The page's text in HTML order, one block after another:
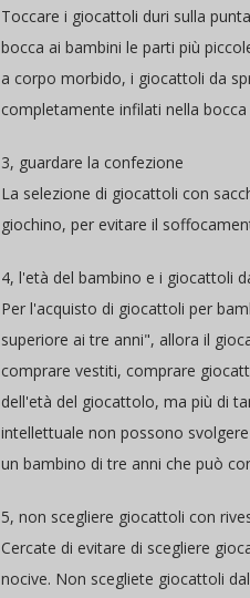
Toccare i giocattoli duri sulla
bocca ai bambini le parti più
a corpo morbido, i giocattoli da
completamente infilati nella
3, guardare la confezione
La selezione di giocattoli con
giochino, per evitare il
4, l'età del bambino e i giocattoli
Per l'acquisto di giocattoli per
superiore ai tre anni", allora il
comprare vestiti, comprare
dell'età del giocattolo, ma più di
intellettuale non possono
un bambino di tre anni che può
5, non scegliere giocattoli con
Cercate di evitare di scegliere
nocive. Non scegliete giocattoli